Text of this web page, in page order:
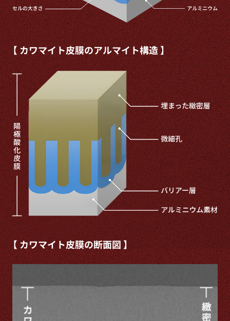
【 カワマイト皮膜のアルマイト構造 】
【 カワマイト皮膜の断面図 】